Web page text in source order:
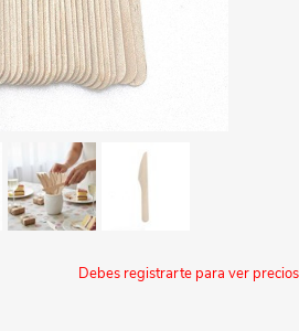
Debes registrarte para ver precios